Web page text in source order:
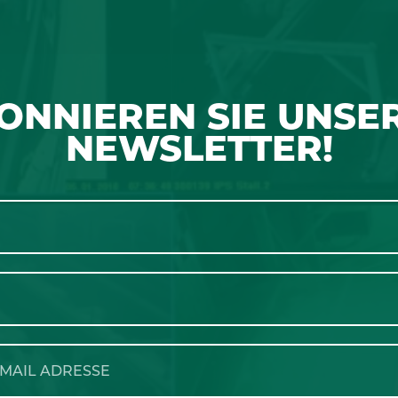
SIE
NEWSLETTER!